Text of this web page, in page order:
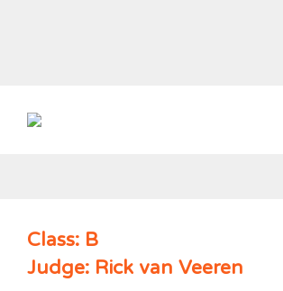
Class: B
Judge: Rick van Veeren